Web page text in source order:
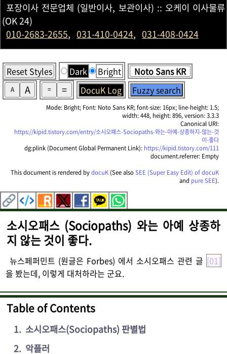
포장이사 전문업체 (일반이사, 보관이사) :: 오케이 이사물류
(OK 24)
010-2683-2655, 031-410-0424, 031-408-0424
Reset Styles Dark Bright
A A = = DocuK Log Fuzzy search
Mode: Bright; Font: Noto Sans KR; font-size: 16px; line-height: 1.5;
width: 448, height: 896, version: 3.3.3
Canonical URI:
https://kipid.tistory.com/entry/소시오패스-Sociopaths-와는-아예-상종하지-않는-것
이-좋다
dg:plink (Document Global Permanent Link): https://kipid.tistory.com/111
document.referrer: Empty
This document is rendered bydocuK (See alsoSEE (Super Easy Edit) of docuK
and pure SEE).
소시오패스 (Sociopaths) 와는 아예 상종하
지 않는 것이 좋다.
뉴스페퍼민트 (원글은 Forbes) 에서 소시오패스 관련 글 [01]
을 봤는데, 이렇게 대처하라는 군요.
Table of Contents
1. 소시오패스(Sociopaths) 판별법
2. 악플러